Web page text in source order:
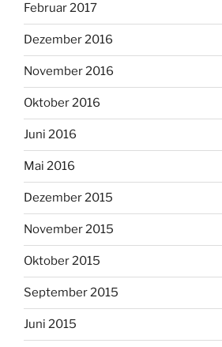
Februar 2017
Dezember 2016
November 2016
Oktober 2016
Juni 2016
Mai 2016
Dezember 2015
November 2015
Oktober 2015
September 2015
Juni 2015